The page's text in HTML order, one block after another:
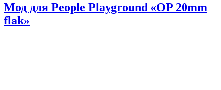
Мод для People Playground «OP 20mm
flak»